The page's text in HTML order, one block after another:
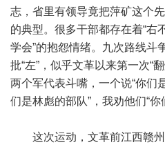
志，省里有领导竟把萍矿这个
的典型。很多干部都存在着“右
学会”的抱怨情绪。九次路线斗
批“左”，似乎文革以来第一次“
两个军代表斗嘴，一个说“你们
们是林彪的部队”，我劝他们“你
这次运动，文革前江西赣州